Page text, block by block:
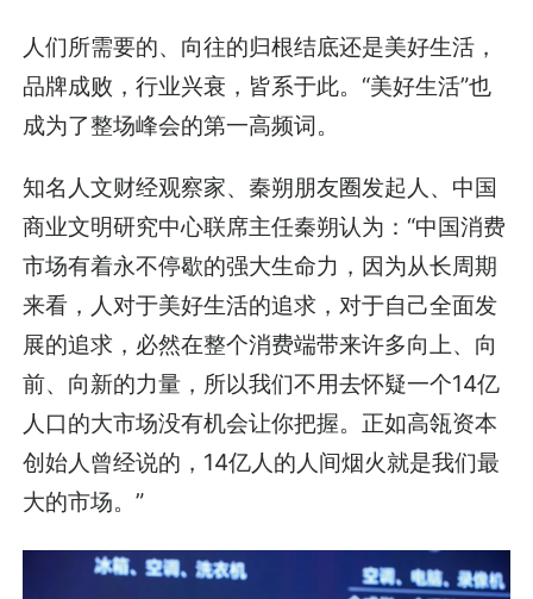
人们所需要的、向往的归根结底还是美好生活，
品牌成败，行业兴衰，皆系于此。“美好生活”也
成为了整场峰会的第一高频词。
知名人文财经观察家、秦朔朋友圈发起人、中国
商业文明研究中心联席主任秦朔认为：“中国消费
市场有着永不停歇的强大生命力，因为从长周期
来看，人对于美好生活的追求，对于自己全面发
展的追求，必然在整个消费端带来许多向上、向
前、向新的力量，所以我们不用去怀疑一个14亿
人口的大市场没有机会让你把握。正如高瓴资本
创始人曾经说的，14亿人的人间烟火就是我们最
大的市场。”